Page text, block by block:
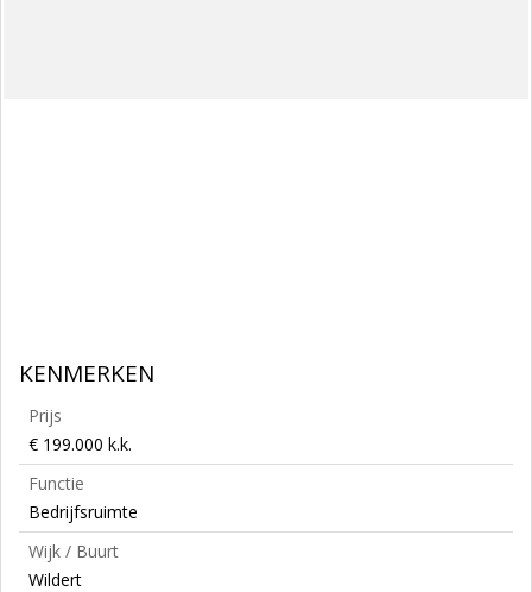
KENMERKEN
Prijs
€ 199.000 k.k.
Functie
Bedrijfsruimte
Wijk / Buurt
Wildert